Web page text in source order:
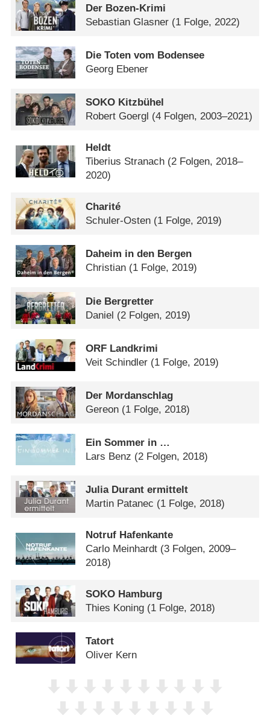
Der Bozen-Krimi
Sebastian Glasner (1 Folge, 2022)
Die Toten vom Bodensee
Georg Ebener
SOKO Kitzbühel
Robert Goergl (4 Folgen, 2003–2021)
Heldt
Tiberius Stranach (2 Folgen, 2018–
2020)
Charité
Schuler-Osten (1 Folge, 2019)
Daheim in den Bergen
Christian (1 Folge, 2019)
Die Bergretter
Daniel (2 Folgen, 2019)
ORF Landkrimi
Veit Schindler (1 Folge, 2019)
Der Mordanschlag
Gereon (1 Folge, 2018)
Ein Sommer in …
Lars Benz (2 Folgen, 2018)
Julia Durant ermittelt
Martin Patanec (1 Folge, 2018)
Notruf Hafenkante
Carlo Meinhardt (3 Folgen, 2009–
2018)
SOKO Hamburg
Thies Koning (1 Folge, 2018)
Tatort
Oliver Kern